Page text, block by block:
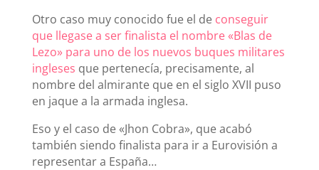
Otro caso muy conocido fue el de conseguir
que llegase a ser finalista el nombre «Blas de
Lezo» para uno de los nuevos buques militares
ingleses que pertenecía, precisamente, al
nombre del almirante que en el siglo XVII puso
en jaque a la armada inglesa.
Eso y el caso de «Jhon Cobra», que acabó
también siendo finalista para ir a Eurovisión a
representar a España…